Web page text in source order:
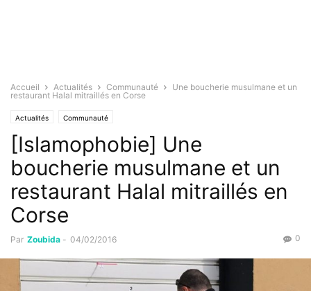
Accueil Actualités Communauté
Une boucherie musulmane et un
restaurant Halal mitraillés en Corse
Actualités Communauté
[Islamophobie] Une
boucherie musulmane et un
restaurant Halal mitraillés en
Corse
Par Zoubida - 04/02/2016 0